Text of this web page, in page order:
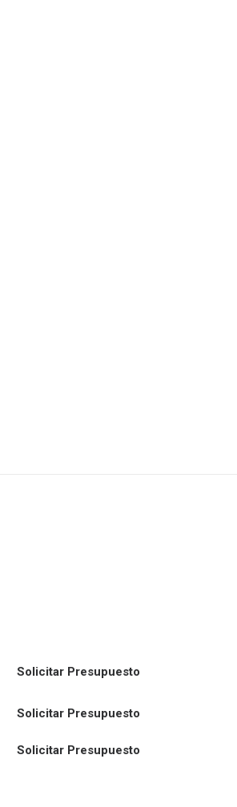
Solicitar Presupuesto
Solicitar Presupuesto
Solicitar Presupuesto